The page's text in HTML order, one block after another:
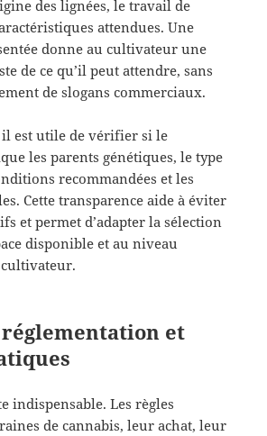
des lignées, le travail de
attendues. Une
donne au cultivateur une
de ce qu’il peut attendre, sans
de slogans commerciaux.
il est utile de vérifier si le
les parents génétiques, le type
recommandées et les
Cette transparence aide à éviter
et permet d’adapter la sélection
disponible et au niveau
cultivateur.
et
indispensable. Les règles
de cannabis, leur achat, leur